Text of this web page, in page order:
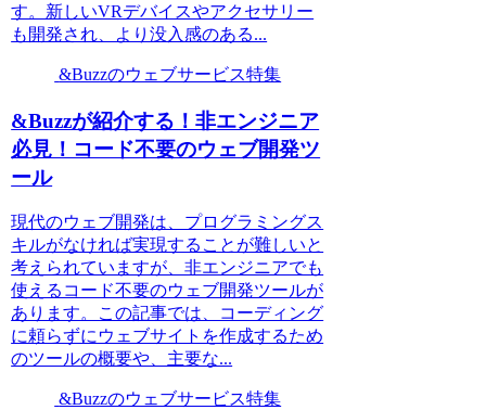
す。新しいVRデバイスやアクセサリー
も開発され、より没入感のある...
&Buzzのウェブサービス特集
&Buzzが紹介する！非エンジニア
必見！コード不要のウェブ開発ツ
ール
現代のウェブ開発は、プログラミングス
キルがなければ実現することが難しいと
考えられていますが、非エンジニアでも
使えるコード不要のウェブ開発ツールが
あります。この記事では、コーディング
に頼らずにウェブサイトを作成するため
のツールの概要や、主要な...
&Buzzのウェブサービス特集